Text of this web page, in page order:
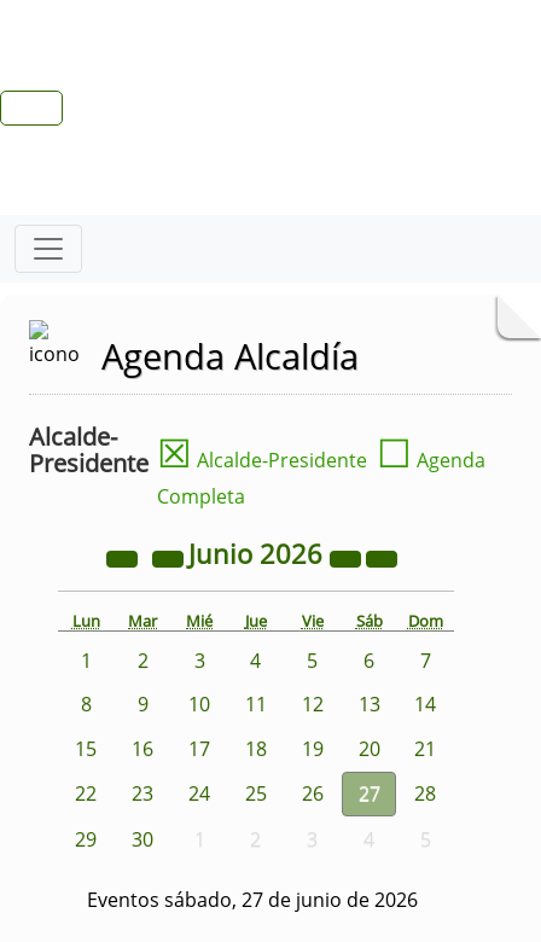
Agenda Alcaldía
Alcalde-
Presidente ☒ Alcalde-Presidente ☐ Agenda
Completa
Junio 2026
Lun Mar Mié Jue Vie Sáb Dom
1 2 3 4 5 6
7
8
9 10 11 12 13
14
15
16 17 18 19 20
21
22
23 24 25 26 27
28
29
30 1 2 3 4 5
Eventos sábado, 27 de junio de 2026